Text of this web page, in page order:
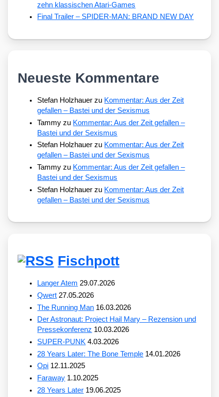
zehn klassischen Atari-Games
Final Trailer – SPIDER-MAN: BRAND NEW DAY
Neueste Kommentare
Stefan Holzhauer zu Kommentar: Aus der Zeit
gefallen – Bastei und der Sexismus
Tammy zu Kommentar: Aus der Zeit gefallen –
Bastei und der Sexismus
Stefan Holzhauer zu Kommentar: Aus der Zeit
gefallen – Bastei und der Sexismus
Tammy zu Kommentar: Aus der Zeit gefallen –
Bastei und der Sexismus
Stefan Holzhauer zu Kommentar: Aus der Zeit
gefallen – Bastei und der Sexismus
Fischpott
Langer Atem 29.07.2026
Qwert 27.05.2026
The Running Man 16.03.2026
Der Astronaut: Project Hail Mary – Rezension und
Pressekonferenz 10.03.2026
SUPER-PUNK 4.03.2026
28 Years Later: The Bone Temple 14.01.2026
Opi 12.11.2025
Faraway 1.10.2025
28 Years Later 19.06.2025